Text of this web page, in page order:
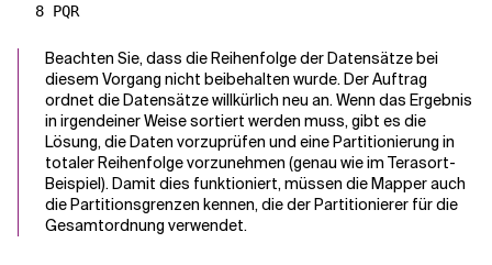
Beachten Sie, dass die Reihenfolge der Datensätze bei
diesem Vorgang nicht beibehalten wurde. Der Auftrag
ordnet die Datensätze willkürlich neu an. Wenn das Ergebnis
in irgendeiner Weise sortiert werden muss, gibt es die
Lösung, die Daten vorzuprüfen und eine Partitionierung in
totaler Reihenfolge vorzunehmen (genau wie im Terasort-
Beispiel). Damit dies funktioniert, müssen die Mapper auch
die Partitionsgrenzen kennen, die der Partitionierer für die
Gesamtordnung verwendet.